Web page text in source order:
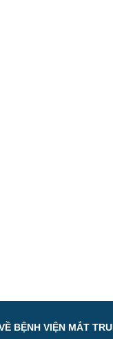
BỆNH VIỆN MẮT